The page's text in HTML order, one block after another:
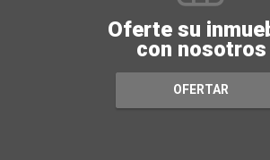
Oferte su
con nosotros
OFERTAR